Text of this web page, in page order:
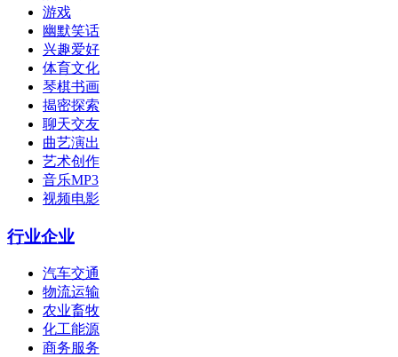
游戏
幽默笑话
兴趣爱好
体育文化
琴棋书画
揭密探索
聊天交友
曲艺演出
艺术创作
音乐MP3
视频电影
行业企业
汽车交通
物流运输
农业畜牧
化工能源
商务服务